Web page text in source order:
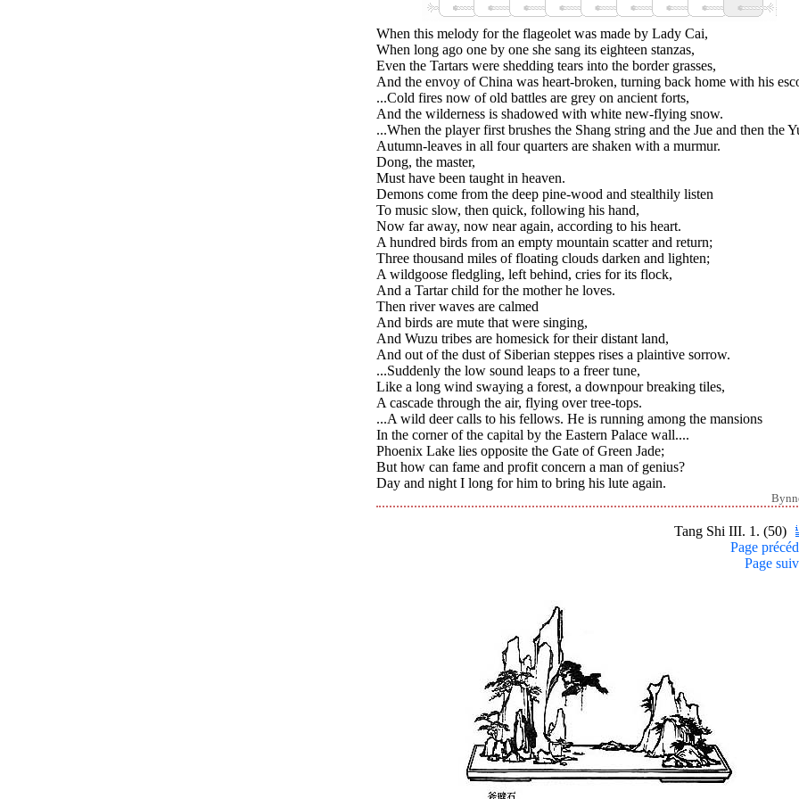
When this melody for the flageolet was made by Lady Cai,
When long ago one by one she sang its eighteen stanzas,
Even the Tartars were shedding tears into the border grasses,
And the envoy of China was heart-broken, turning back home with his
...Cold fires now of old battles are grey on ancient forts,
And the wilderness is shadowed with white new-flying snow.
...When the player first brushes the Shang string and the Jue and then the
Autumn-leaves in all four quarters are shaken with a murmur.
Dong, the master,
Must have been taught in heaven.
Demons come from the deep pine-wood and stealthily listen
To music slow, then quick, following his hand,
Now far away, now near again, according to his heart.
A hundred birds from an empty mountain scatter and return;
Three thousand miles of floating clouds darken and lighten;
A wildgoose fledgling, left behind, cries for its flock,
And a Tartar child for the mother he loves.
Then river waves are calmed
And birds are mute that were singing,
And Wuzu tribes are homesick for their distant land,
And out of the dust of Siberian steppes rises a plaintive sorrow.
...Suddenly the low sound leaps to a freer tune,
Like a long wind swaying a forest, a downpour breaking tiles,
A cascade through the air, flying over tree-tops.
...A wild deer calls to his fellows. He is running among the mansions
In the corner of the capital by the Eastern Palace wall....
Phoenix Lake lies opposite the Gate of Green Jade;
But how can fame and profit concern a man of genius?
Day and night I long for him to bring his lute again.
Tang Shi III. 1. (50)
Page
Page